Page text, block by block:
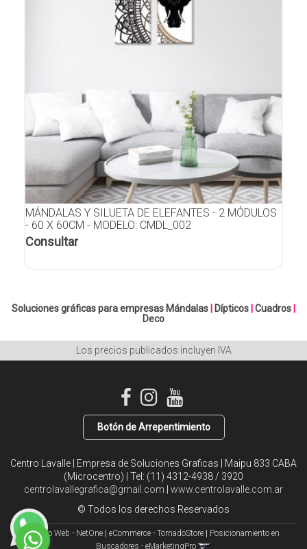
MÁNDALAS Y SILUETA DE ELEFANTES - 2 MÓDULOS
- 60 X 60CM - MODELO: CMDL_002
Consultar
Soluciones gráficas para empresas Mándalas Dípticos Cuadros
Deco
Los precios publicados incluyen IVA
Botón de Arrepentimiento
Centro Lavalle | Empresa de Soluciones Graficas | Maipu 833 CABA
(Microcentro) | Tel: (11) 4312-4938 / 3920
centrolavallegrafica@gmail.com
www.centrolavalle.com.ar
© Todos los derechos Reservados
Diseño Web - NetOne eCommerce - TornadoStore
Posicionamiento en
Buscadores - eMarketingPro